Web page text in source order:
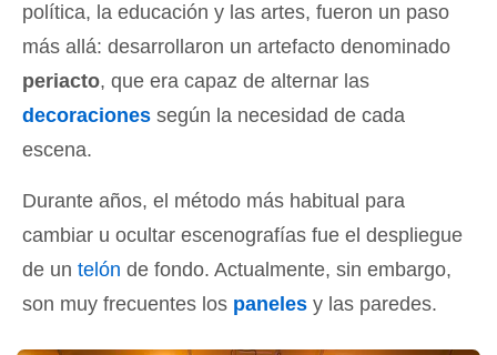
política, la educación y las artes, fueron un paso
más allá: desarrollaron un artefacto denominado
periacto, que era capaz de alternar las
decoraciones según la necesidad de cada
escena.
Durante años, el método más habitual para
cambiar u ocultar escenografías fue el despliegue
de un telón de fondo. Actualmente, sin embargo,
son muy frecuentes los paneles y las paredes.